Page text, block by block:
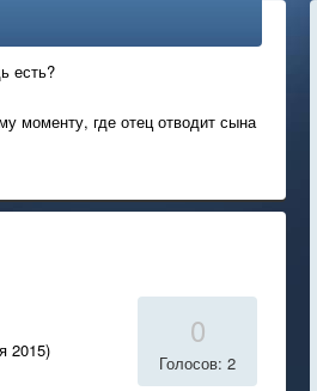
есть?
моменту, где отец отводит сына
2015)
0
Голосов: 2